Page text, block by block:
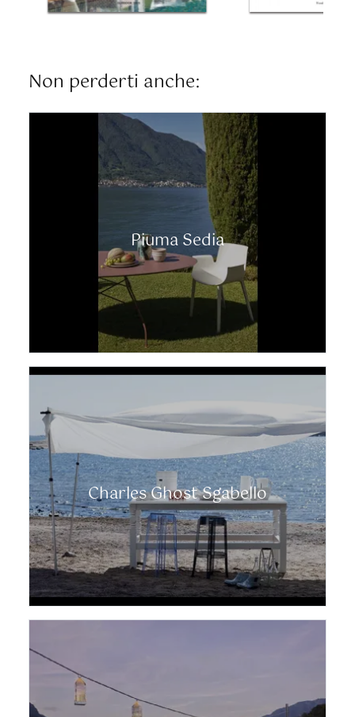
Non perderti anche:
Piuma Sedia
Charles Ghost Sgabello